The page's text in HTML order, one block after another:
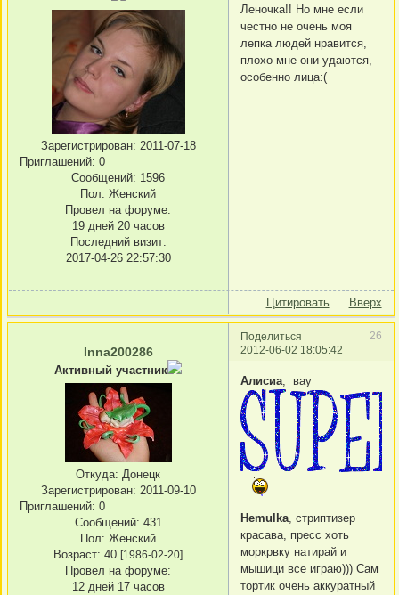
Зарегистрирован: 2011-07-18
Приглашений: 0
Сообщений: 1596
Пол: Женский
Провел на форуме:
19 дней 20 часов
Последний визит:
2017-04-26 22:57:30
Леночка!! Но мне если
честно не очень моя
лепка людей нравится,
плохо мне они удаются,
особенно лица:(
Цитировать Вверх
Поделиться
26
2012-06-02 18:05:42
Inna200286
Активный участник
Откуда: Донецк
Зарегистрирован: 2011-09-10
Приглашений: 0
Сообщений: 431
Пол: Женский
Возраст: 40 [1986-02-20]
Провел на форуме:
12 дней 17 часов
Алисиа, вау
Hemulka, стриптизер
красава, пресс хоть
моркрвку натирай и
мышици все играю))) Сам
тортик очень аккуратный